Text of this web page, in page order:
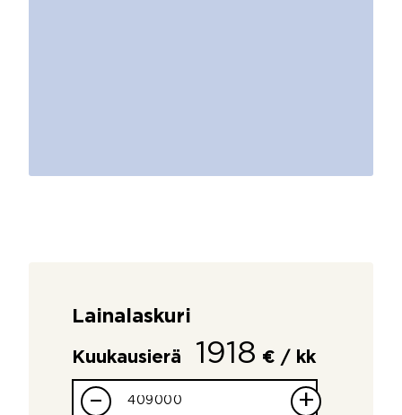
Lainalaskuri
Kuukausierä 1918 € / kk
– +